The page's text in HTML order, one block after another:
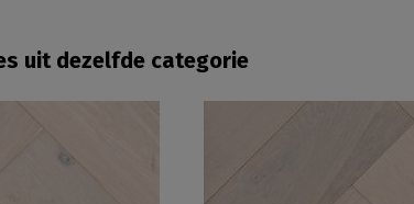
uit dezelfde categorie